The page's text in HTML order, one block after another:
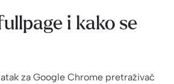
i kako se
za Google Chrome pretraživač